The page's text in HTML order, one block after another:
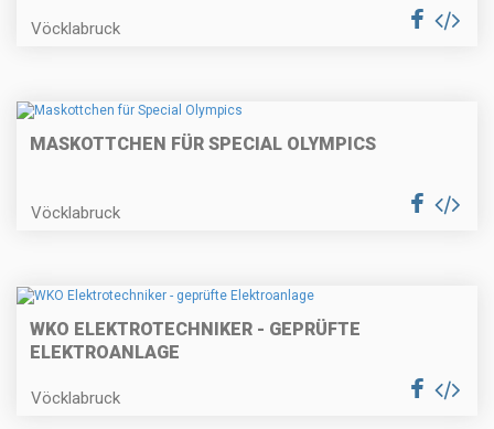
Vöcklabruck
MASKOTTCHEN FÜR SPECIAL OLYMPICS
Vöcklabruck
WKO ELEKTROTECHNIKER - GEPRÜFTE
ELEKTROANLAGE
Vöcklabruck